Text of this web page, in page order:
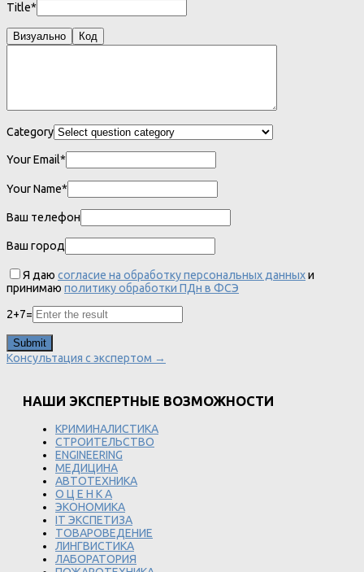
Title*
Визуально Код
Category
Your Email*
Your Name*
Ваш телефон
Ваш город
Я даю согласие на обработку персональных данныхи
принимаю политику обработки ПДн в ФСЭ
2+7=
Консультация с экспертом →
НАШИ ЭКСПЕРТНЫЕ ВОЗМОЖНОСТИ
КРИМИНАЛИСТИКА
СТРОИТЕЛЬСТВО
ENGINEERING
МЕДИЦИНА
АВТОТЕХНИКА
О Ц Е Н К А
ЭКОНОМИКА
IT ЭКСПЕТИЗА
ТОВАРОВЕДЕНИЕ
ЛИНГВИСТИКА
ЛАБОРАТОРИЯ